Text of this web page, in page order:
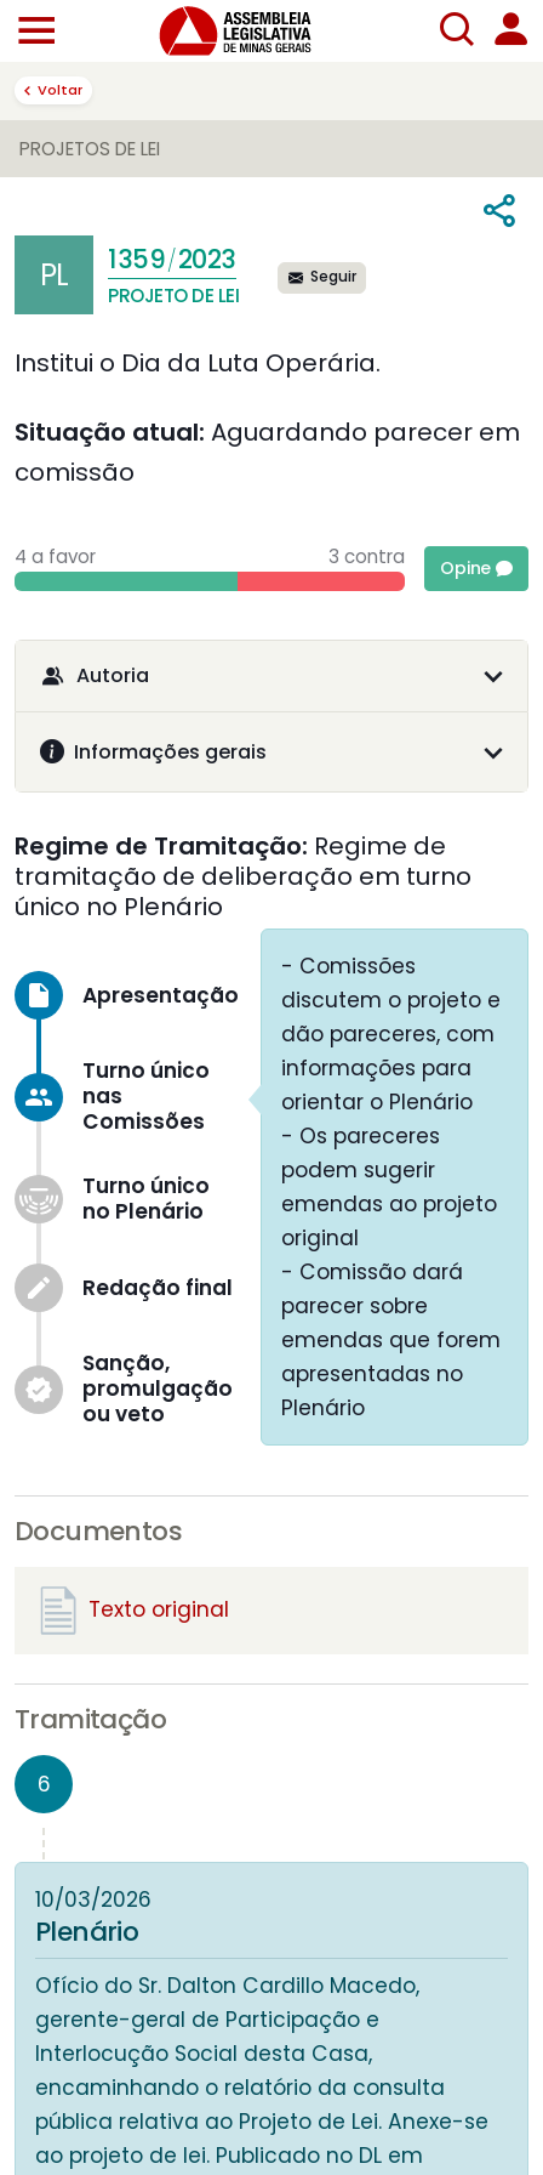
Voltar
PROJETOS DE LEI
PL 1359/2023
PROJETO DE LEI
Seguir
Institui o Dia da Luta Operária.
Situação atual: Aguardando parecer em
comissão
4 a favor 3 contra Opine
Autoria
Informações gerais
Regime de Tramitação: Regime de
tramitação de deliberação em turno
único no Plenário
insert_drive_file Apresentação
group
Turno único
nas
Comissões
Turno único
no Plenário
create Redação final
verified
Sanção,
promulgação
ou veto
- Comissões
discutem o projeto e
dão pareceres, com
informações para
orientar o Plenário
- Os pareceres
podem sugerir
emendas ao projeto
original
- Comissão dará
parecer sobre
emendas que forem
apresentadas no
Plenário
Documentos
Texto original
Tramitação
6
10/03/2026
Plenário
Ofício do Sr. Dalton Cardillo Macedo,
gerente-geral de Participação e
Interlocução Social desta Casa,
encaminhando o relatório da consulta
pública relativa ao Projeto de Lei. Anexe-se
ao projeto de lei. Publicado no DL em